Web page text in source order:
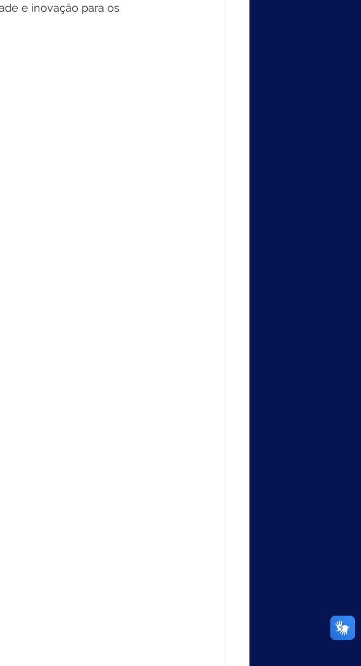
e inovação para os